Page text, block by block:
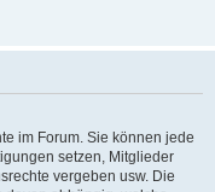
im Forum. Sie können jede
setzen, Mitglieder
vergeben usw. Die